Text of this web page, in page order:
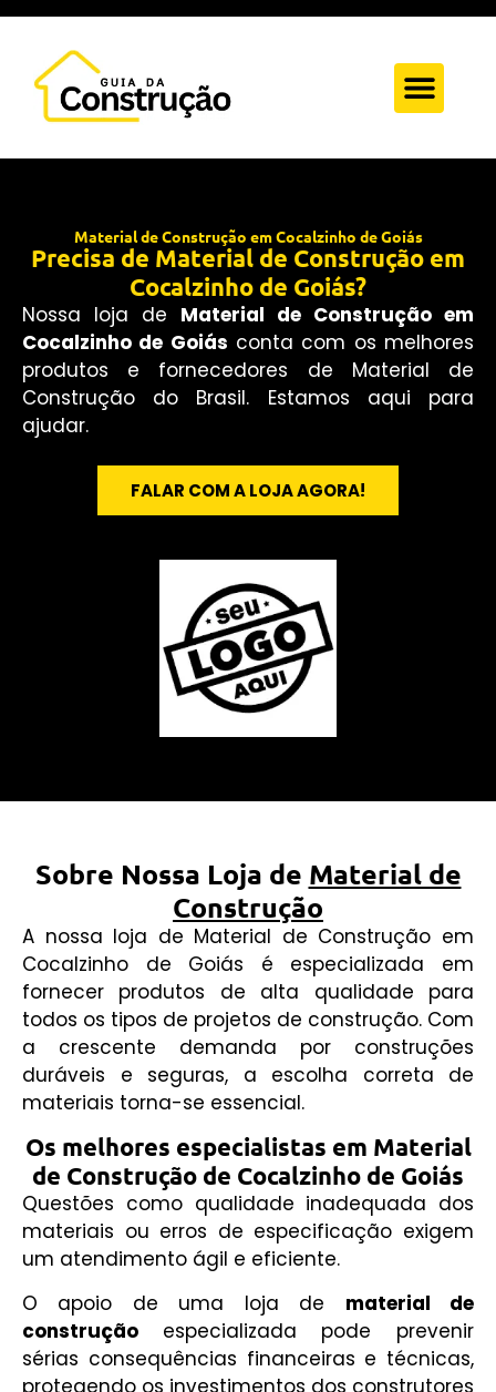
Material de Construção em Cocalzinho de Goiás
Precisa de Material de Construção em
Cocalzinho de Goiás?
Nossa loja de Material de Construção em
Cocalzinho de Goiás conta com os melhores
produtos e fornecedores de Material de
Construção do Brasil. Estamos aqui para
ajudar.
FALAR COM A LOJA AGORA!
Sobre Nossa Loja de Material de
Construção
A nossa loja de Material de Construção em
Cocalzinho de Goiás é especializada em
fornecer produtos de alta qualidade para
todos os tipos de projetos de construção. Com
a crescente demanda por construções
duráveis e seguras, a escolha correta de
materiais torna-se essencial.
Os melhores especialistas em Material
de Construção de Cocalzinho de Goiás
Questões como qualidade inadequada dos
materiais ou erros de especificação exigem
um atendimento ágil e eficiente.
O apoio de uma loja de material de
construção especializada pode prevenir
sérias consequências financeiras e técnicas,
protegendo os investimentos dos construtores